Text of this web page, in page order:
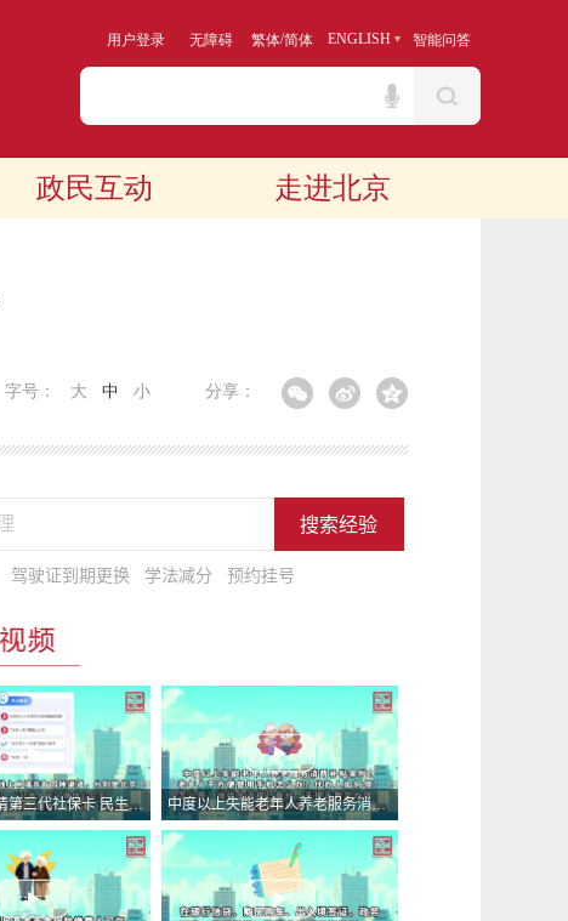
用户登录 无障碍 繁体/简体 ENGLISH 智能问答
政民互动 走进北京
分享：
字号： 大 中 小